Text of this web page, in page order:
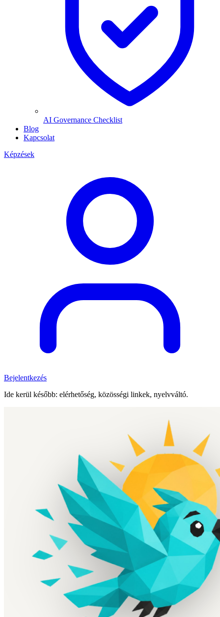
AI Governance Checklist
Blog
Kapcsolat
Képzések
Bejelentkezés
Ide kerül később: elérhetőség, közösségi linkek, nyelvváltó.